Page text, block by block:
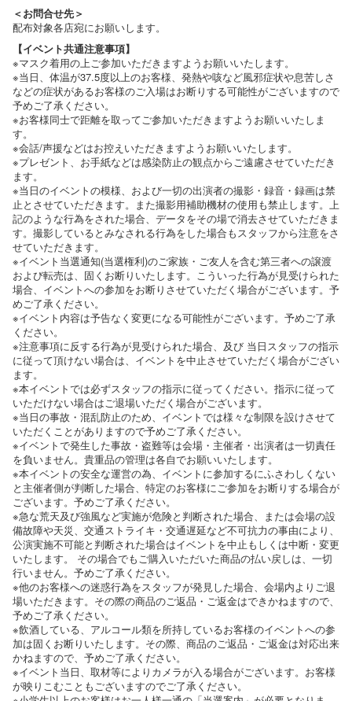
＜お問合せ先＞
配布対象各店宛にお願いします。
【イベント共通注意事項】
※マスク着用の上ご参加いただきますようお願いいたします。
※当日、体温が37.5度以上のお客様、発熱や咳など風邪症状や息苦しさ
などの症状があるお客様のご入場はお断りする可能性がございますので
予めご了承ください。
※お客様同士で距離を取ってご参加いただきますようお願いいたしま
す。
※会話/声援などはお控えいただきますようお願いいたします。
※プレゼント、お手紙などは感染防止の観点からご遠慮させていただき
ます。
※当日のイベントの模様、および一切の出演者の撮影・録音・録画は禁
止とさせていただきます。また撮影用補助機材の使用も禁止します。上
記のような行為をされた場合、データをその場で消去させていただきま
す。撮影しているとみなされる行為をした場合もスタッフから注意をさ
せていただきます。
※イベント当選通知(当選権利)のご家族・ご友人を含む第三者への譲渡
および転売は、固くお断りいたします。こういった行為が見受けられた
場合、イベントへの参加をお断りさせていただく場合がございます。予
めご了承ください。
※イベント内容は予告なく変更になる可能性がございます。予めご了承
ください。
※注意事項に反する行為が見受けられた場合、及び 当日スタッフの指示
に従って頂けない場合は、イベントを中止させていただく場合がござい
ます。
※本イベントでは必ずスタッフの指示に従ってください。指示に従って
いただけない場合はご退場いただく場合がございます。
※当日の事故・混乱防止のため、イベントでは様々な制限を設けさせて
いただくことがありますので予めご了承ください。
※イベントで発生した事故・盗難等は会場・主催者・出演者は一切責任
を負いません。貴重品の管理は各自でお願いいたします。
※本イベントの安全な運営の為、イベントに参加するにふさわしくない
と主催者側が判断した場合、特定のお客様にご参加をお断りする場合が
ございます。予めご了承ください。
※急な荒天及び強風など実施が危険と判断された場合、または会場の設
備故障や天災、交通ストライキ・交通遅延など不可抗力の事由により、
公演実施不可能と判断された場合はイベントを中止もしくは中断・変更
いたします。 その場合でもご購入いただいた商品の払い戻しは、一切
行いません。予めご了承ください。
※他のお客様への迷惑行為をスタッフが発見した場合、会場内よりご退
場いただきます。その際の商品のご返品・ご返金はできかねますので、
予めご了承ください。
※飲酒している、アルコール類を所持しているお客様のイベントへの参
加は固くお断りいたします。その際、商品のご返品・ご返金は対応出来
かねますので、予めご了承ください。
※イベント当日、取材等によりカメラが入る場合がございます。お客様
が映りこむこともございますのでご了承ください。